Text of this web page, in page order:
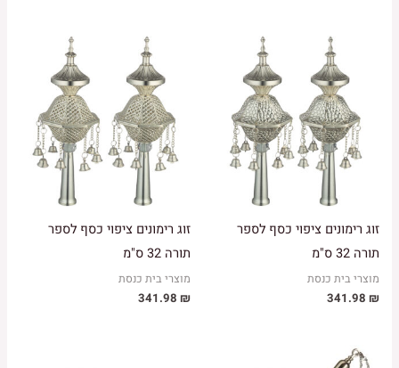
זוג רימונים ציפוי כסף לספר
תורה 32 ס"מ
מוצרי בית כנסת
341.98 ₪
זוג רימונים ציפוי כסף לספר
תורה 32 ס"מ
מוצרי בית כנסת
341.98 ₪